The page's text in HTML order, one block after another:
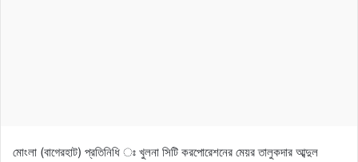
মোংলা (বাগেরহাট) প্রতিনিধি ঃ খুলনা সিটি করপোরেশনের মেয়র তালুকদার আব্দুল